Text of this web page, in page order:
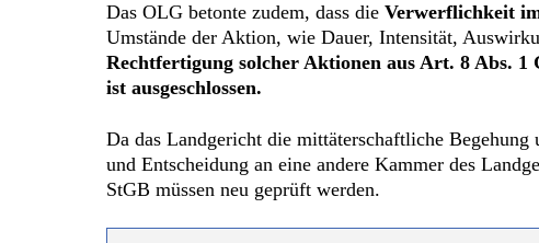
Das OLG betonte zudem, dass die Verwerflichkeit
Umstände der Aktion, wie Dauer, Intensität,
Rechtfertigung solcher Aktionen aus Art. 8 Abs.
ist ausgeschlossen.
Da das Landgericht die mittäterschaftliche
und Entscheidung an eine andere Kammer des
StGB müssen neu geprüft werden.